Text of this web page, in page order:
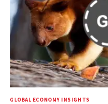
GLOBAL ECONOMY INSIGHTS